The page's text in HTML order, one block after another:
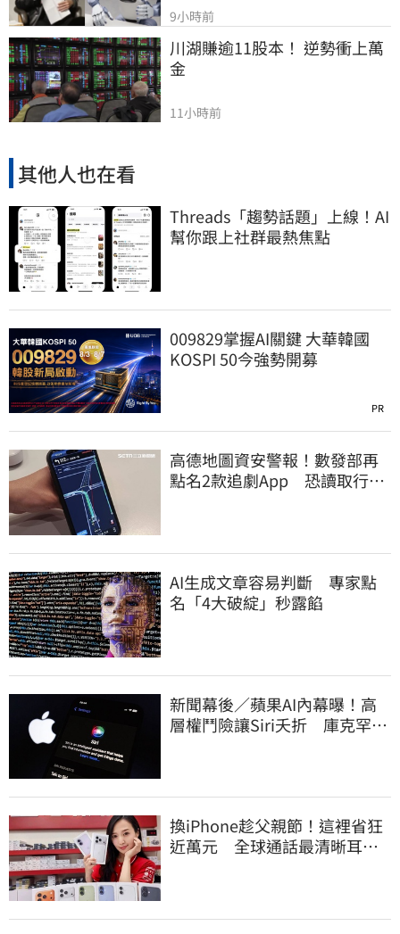
9小時前
川湖賺逾11股本！ 逆勢衝上萬
金
11小時前
其他人也在看
Threads「趨勢話題」上線！AI
幫你跟上社群最熱焦點
009829掌握AI關鍵 大華韓國
KOSPI 50今強勢開募
PR
高德地圖資安警報！數發部再
點名2款追劇App 恐讀取行事
AI生成文章容易判斷 專家點
名「4大破綻」秒露餡
新聞幕後／蘋果AI內幕曝！高
層權鬥險讓Siri夭折 庫克罕見
換iPhone趁父親節！這裡省狂
近萬元 全球通話最清晰耳機